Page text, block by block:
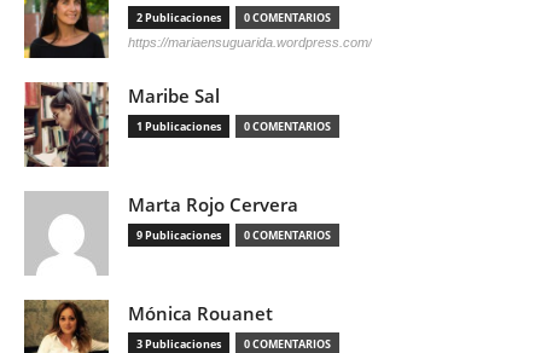
2 Publicaciones 0 COMENTARIOS
https://mariaensuguarida.wordpress.com/
Maribe Sal
1 Publicaciones 0 COMENTARIOS
Marta Rojo Cervera
9 Publicaciones 0 COMENTARIOS
Mónica Rouanet
3 Publicaciones 0 COMENTARIOS